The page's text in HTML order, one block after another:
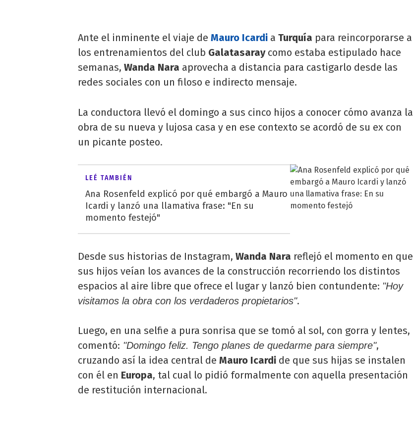
Ante el inminente el viaje de Mauro Icardi a Turquía para reincorporarse a
los entrenamientos del club Galatasaraycomo estaba estipulado hace
semanas, Wanda Nara aprovecha a distancia para castigarlo desde las
redes sociales con un filoso e indirecto mensaje.
La conductora llevó el domingo a sus cinco hijos a conocer cómo avanza la
obra de su nueva y lujosa casa y en ese contexto se acordó de su ex con
un picante posteo.
LEÉ TAMBIÉN
Ana Rosenfeld explicó por qué embargó a Mauro
Icardi y lanzó una llamativa frase: "En su
momento festejó"
Desde sus historias de Instagram, Wanda Nara reflejó el momento en que
sus hijos veían los avances de la construcción recorriendo los distintos
espacios al aire libre que ofrece el lugar y lanzó bien contundente: "Hoy
visitamos la obra con los verdaderos propietarios".
Luego, en una selfie a pura sonrisa que se tomó al sol, con gorra y lentes,
comentó: "Domingo feliz. Tengo planes de quedarme para siempre",
cruzando así la idea central de Mauro Icardi de que sus hijas se instalen
con él en Europa, tal cual lo pidió formalmente con aquella presentación
de restitución internacional.